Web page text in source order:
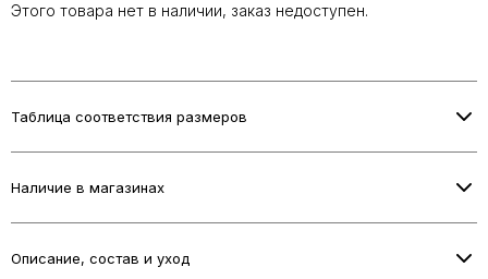
Этого товара нет в наличии, заказ недоступен.
Таблица соответствия размеров
Наличие в магазинах
Описание, состав и уход